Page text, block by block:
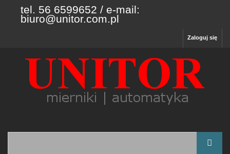
tel. 56 6599652 / e-mail:
biuro@unitor.com.pl
Zaloguj się